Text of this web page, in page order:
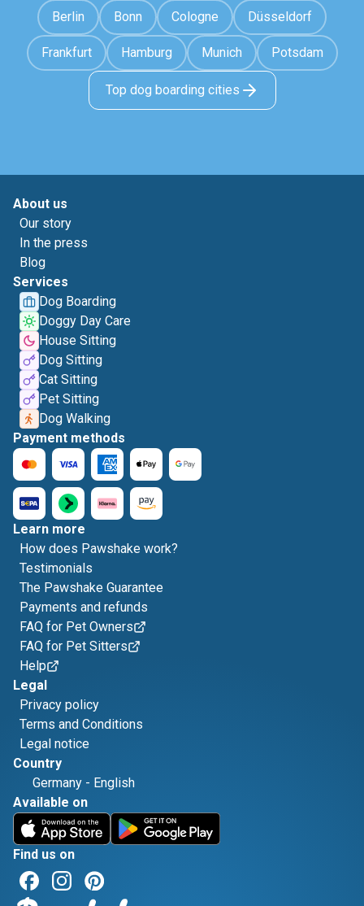
Berlin Bonn Cologne Düsseldorf
Frankfurt Hamburg Munich Potsdam
Top dog boarding cities
About us
Our story
In the press
Blog
Services
Dog Boarding
Doggy Day Care
House Sitting
Dog Sitting
Cat Sitting
Pet Sitting
Dog Walking
Payment methods
Learn more
How does Pawshake work?
Testimonials
The Pawshake Guarantee
Payments and refunds
FAQ for Pet Owners
FAQ for Pet Sitters
Help
Legal
Privacy policy
Terms and Conditions
Legal notice
Country
Germany - English
Available on
Find us on